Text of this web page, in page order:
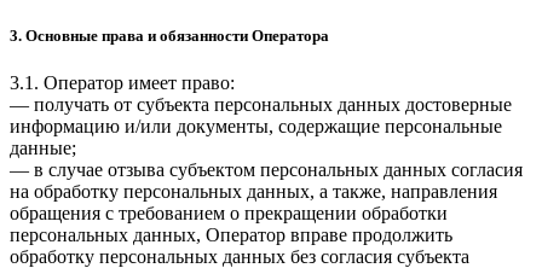
3. Основные права и обязанности Оператора
3.1. Оператор имеет право:
— получать от субъекта персональных данных достоверные
информацию и/или документы, содержащие персональные
данные;
— в случае отзыва субъектом персональных данных согласия
на обработку персональных данных, а также, направления
обращения с требованием о прекращении обработки
персональных данных, Оператор вправе продолжить
обработку персональных данных без согласия субъекта